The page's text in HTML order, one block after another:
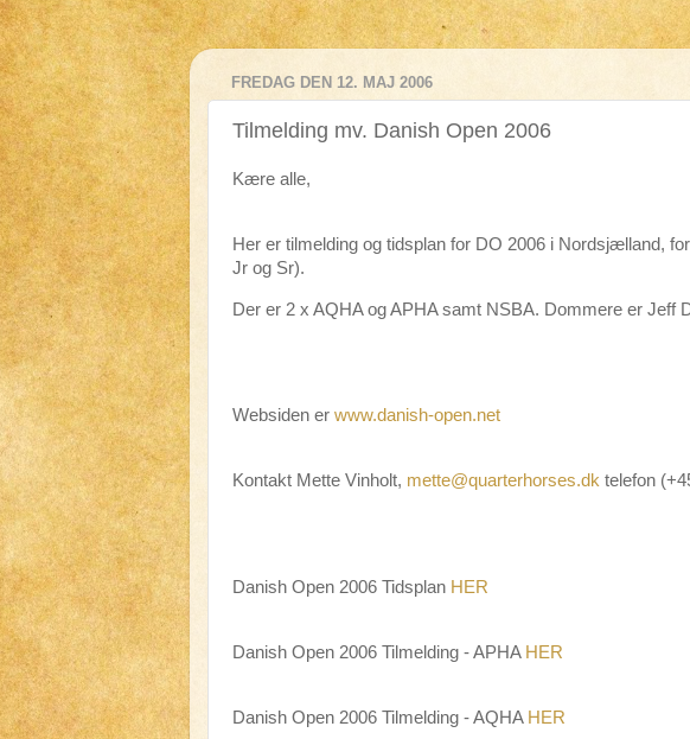
FREDAG DEN 12. MAJ 2006
Tilmelding mv. Danish Open 2006
Kære alle,
Her er tilmelding og tidsplan for DO 2006 i Nordsjælland,
Jr og Sr).
Der er 2 x AQHA og APHA samt NSBA. Dommere er Jeff
Websiden er www.danish-open.net
Kontakt Mette Vinholt, mette@quarterhorses.dk telefon
Danish Open 2006 Tidsplan HER
Danish Open 2006 Tilmelding - APHA HER
Danish Open 2006 Tilmelding - AQHA HER